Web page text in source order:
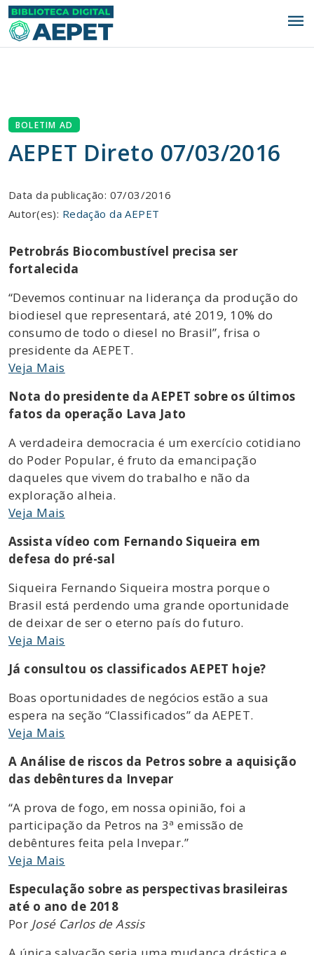
menu
BOLETIM AD
AEPET Direto 07/03/2016
Data da publicação: 07/03/2016
Autor(es): Redação da AEPET
Petrobrás Biocombustível precisa ser
fortalecida
“Devemos continuar na liderança da produção do
biodiesel que representará, até 2019, 10% do
consumo de todo o diesel no Brasil”, frisa o
presidente da AEPET.
Veja Mais
Nota do presidente da AEPET sobre os últimos
fatos da operação Lava Jato
A verdadeira democracia é um exercício cotidiano
do Poder Popular, é fruto da emancipação
daqueles que vivem do trabalho e não da
exploração alheia.
Veja Mais
Assista vídeo com Fernando Siqueira em
defesa do pré-sal
Siqueira Fernando Siqueira mostra porque o
Brasil está perdendo uma grande oportunidade
de deixar de ser o eterno país do futuro.
Veja Mais
Já consultou os classificados AEPET hoje?
Boas oportunidades de negócios estão a sua
espera na seção “Classificados” da AEPET.
Veja Mais
A Análise de riscos da Petros sobre a aquisição
das debêntures da Invepar
“A prova de fogo, em nossa opinião, foi a
participação da Petros na 3ª emissão de
debêntures feita pela Invepar.”
Veja Mais
Especulação sobre as perspectivas brasileiras
até o ano de 2018
Por José Carlos de Assis